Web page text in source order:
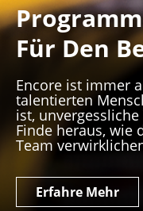
Für Den
Encore ist immer
talentierten
ist,
Finde heraus, wie
Team
Erfahre Mehr